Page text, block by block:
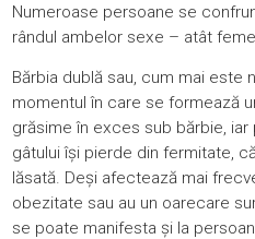
Numeroase persoane se
rândul ambelor sexe – atât
Bărbia dublă sau, cum mai este
momentul în care se formează
grăsime în exces sub bărbie,
gâtului își pierde din fermitate,
lăsată . Deși afectează mai
obezitate sau au un oarecare
se poate manifesta și la